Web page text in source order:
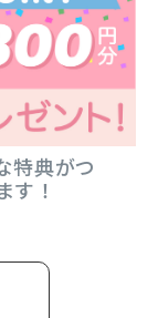
特典がつ
す！